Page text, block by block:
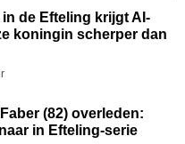
de Efteling krijgt AI-
koningin scherper dan
(82) overleden:
in Efteling-serie